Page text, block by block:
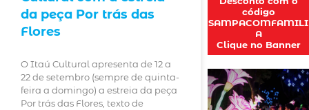
da peça Por trás das
Flores
O Itaú Cultural apresenta de 12 a
22 de setembro (sempre de quinta-
feira a domingo) a estreia da peça
Por trás das Flores, texto de
código
SAMPACOMFAMILI
A
Clique no Banner